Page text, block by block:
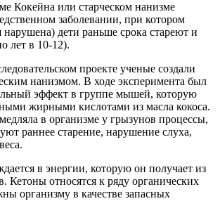
Кокейна или старческом нанизме
заболевании, при котором
нарушена) дети раньше срока стареют и
лет в 10-12).
проекте ученые создали
нанизмом. В ходе эксперимента был
эффект в группе мышей, которую
жирными кислотами из масла кокоса.
в организме у грызунов процессы,
раннее старение, нарушение слуха,
в энергии, которую он получает из
Кетоны относятся к ряду органических
организму в качестве запасных